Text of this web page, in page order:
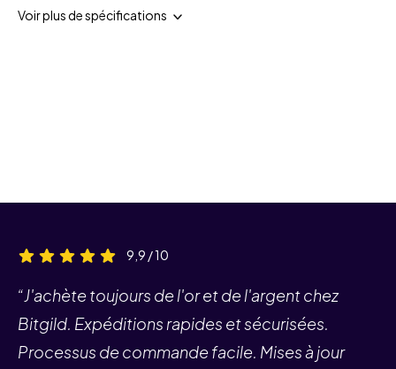
Voir plus de spécifications
9,9 / 10
“J'achète toujours de l'or et de l'argent chez
Bitgild. Expéditions rapides et sécurisées.
Processus de commande facile. Mises à jour